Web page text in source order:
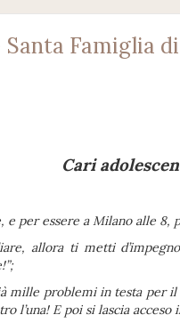
Famiglia
28
Cari
per essere a Milano alle 8,
allora ti metti
mille problemi in testa per
l’una! E poi si lascia